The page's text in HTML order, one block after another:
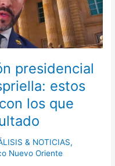
presidencial
estos
los que
& NOTICIAS,
Nuevo Oriente